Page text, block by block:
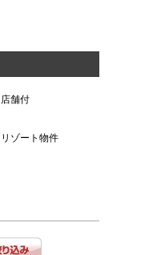
店舗付
リゾート物件